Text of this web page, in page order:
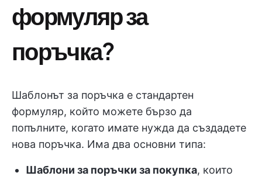
формуляр за
поръчка?
Шаблонът за поръчка е стандартен
формуляр, който можете бързо да
попълните, когато имате нужда да създадете
нова поръчка. Има два основни типа:
Шаблони за поръчки за покупка, които